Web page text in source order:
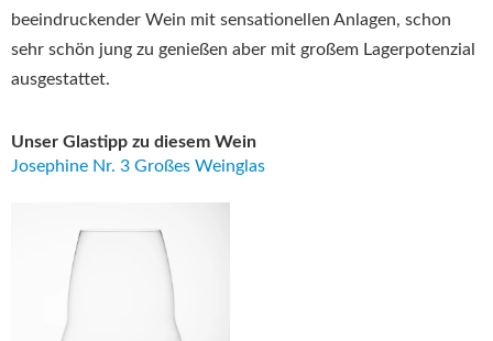
beeindruckender Wein mit sensationellen Anlagen, schon
sehr schön jung zu genießen aber mit großem Lagerpotenzial
ausgestattet.
Unser Glastipp zu diesem Wein
Josephine Nr. 3 Großes Weinglas